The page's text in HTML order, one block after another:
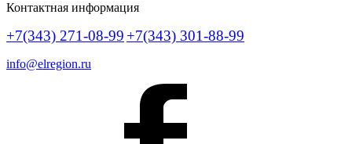
Контактная информация
+7(343) 271-08-99 +7(343) 301-88-99
info@elregion.ru